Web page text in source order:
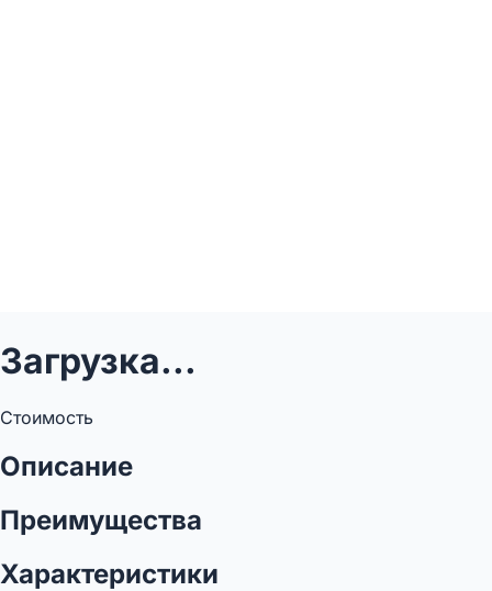
Загрузка...
Стоимость
Описание
Преимущества
Характеристики